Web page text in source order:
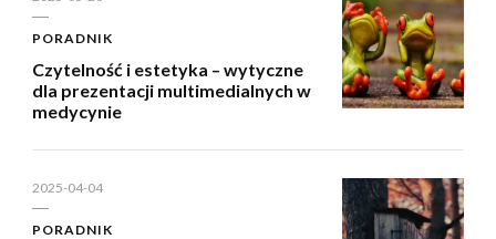
PORADNIK
Czytelność i estetyka – wytyczne
dla prezentacji multimedialnych w
medycynie
2025-04-04
PORADNIK